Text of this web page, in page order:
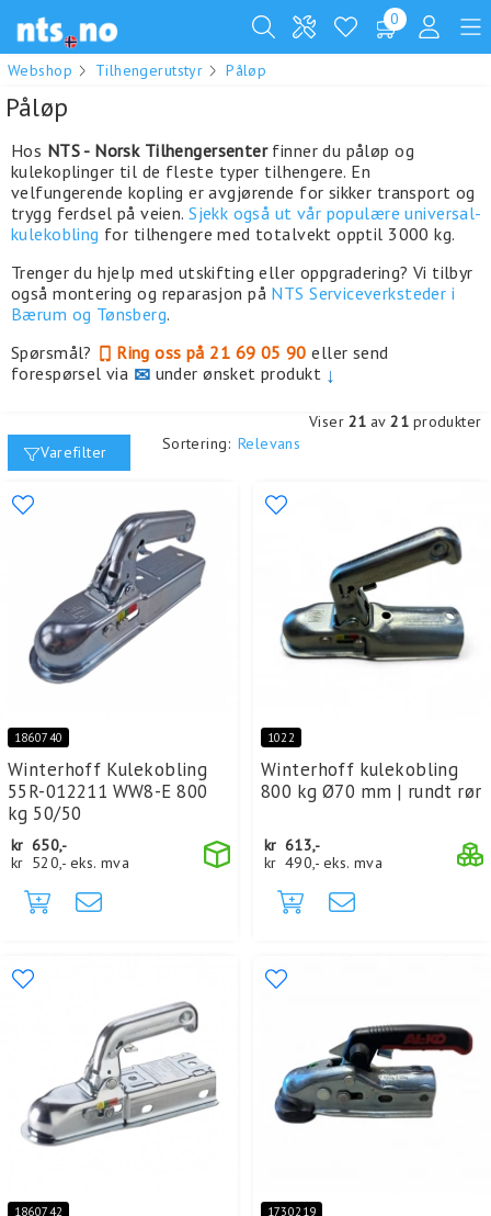
0
Webshop Tilhengerutstyr Påløp
Påløp
Hos NTS - Norsk Tilhengersenterfinner du påløp og
kulekoplinger til de fleste typer tilhengere. En
velfungerende kopling er avgjørende for sikker transport og
trygg ferdsel på veien.Sjekk også ut vår populære universal-
kulekobling for tilhengere med totalvekt opptil 3000 kg.
Trenger du hjelp med utskifting eller oppgradering? Vi tilbyr
også montering og reparasjon på NTS Serviceverksteder i
Bærum og Tønsberg.
Spørsmål?
Ring oss på 21 69 05 90 eller send
forespørsel via ✉ under ønsket produkt ↓
Varefilter Sortering: Relevans
Viser 21 av 21 produkter
1860740
Winterhoff Kulekobling
55R-012211 WW8-E 800
kg 50/50
kr 650,-
kr 520,- eks. mva
1022
Winterhoff kulekobling
800 kg Ø70 mm | rundt rør
kr 613,-
kr 490,- eks. mva
1860742 1730219